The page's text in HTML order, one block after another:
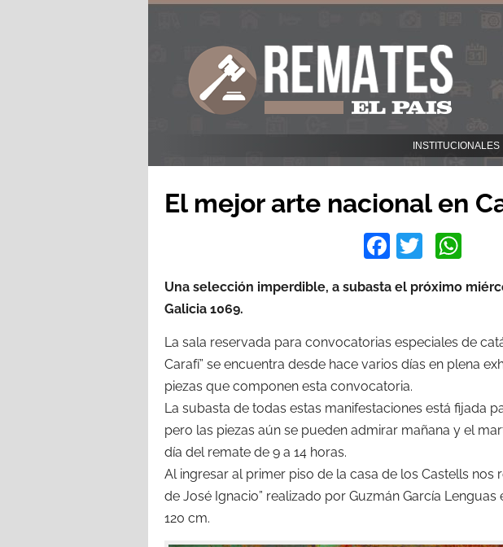
INSTITUCIONALES
El mejor arte nacional en
Facebook
Twitter
Una selección imperdible, a subasta el próximo
Galicia 1069.
La sala reservada para convocatorias especiales de
Carafí” se encuentra desde hace varios días en plena
piezas que componen esta convocatoria.
La subasta de todas estas manifestaciones está fijada
pero las piezas aún se pueden admirar mañana y el
día del remate de 9 a 14 horas.
Al ingresar al primer piso de la casa de los Castells nos
de José Ignacio” realizado por Guzmán García
120 cm.